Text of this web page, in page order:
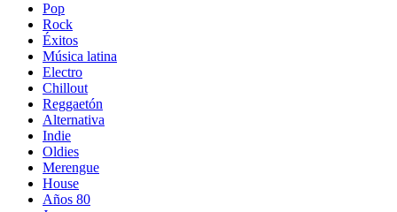
Pop
Rock
Éxitos
Música latina
Electro
Chillout
Reggaetón
Alternativa
Indie
Oldies
Merengue
House
Años 80